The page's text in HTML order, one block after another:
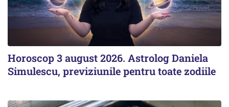
Horoscop 3 august 2026. Astrolog Daniela
Simulescu, previziunile pentru toate zodiile